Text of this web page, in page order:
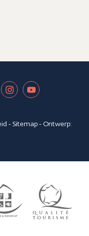
- Sitemap- Ontwerp: